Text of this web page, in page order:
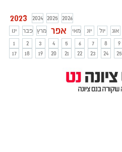
2023 2024 2025
2026
ינו
פבר מרץ אפר מאי יונ יול אוג
1
2 3 4 5 6 7 8 9
17
18 19 20 21 22 23 24 25